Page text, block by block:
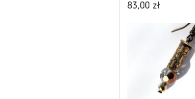
83,00 zł